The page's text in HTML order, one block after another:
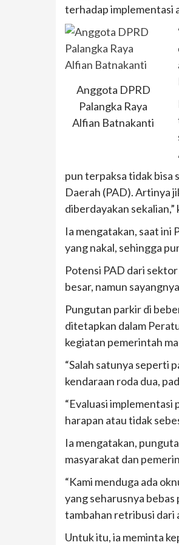
terhadap implementasi
Anggota DPRD
Palangka Raya
Alfian Batnakanti
pun terpaksa tidak bisa
Daerah (PAD). Artinya
diberdayakan sekalian,”
Ia mengatakan, saat ini
yang nakal, sehingga
Potensi PAD dari
besar, namun
Pungutan parkir di
ditetapkan dalam
kegiatan pemerintah
“Salah satunya seperti
kendaraan roda dua,
“Evaluasi
harapan atau tidak
Ia mengatakan,
masyarakat dan
“Kami menduga ada
yang seharusnya
tambahan retribusi dari
Untuk itu, ia meminta